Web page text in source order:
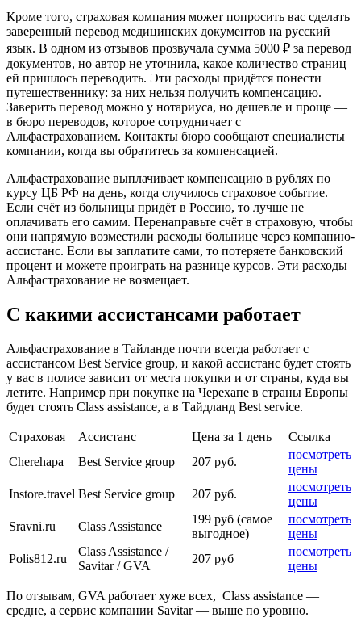
Кроме того, страховая компания может попросить вас сделать
заверенный перевод медицинских документов на русский
язык. В одном из отзывов прозвучала сумма 5000 ₽ за перевод
документов, но автор не уточнила, какое количество страниц
ей пришлось переводить. Эти расходы придётся понести
путешественнику: за них нельзя получить компенсацию.
Заверить перевод можно у нотариуса, но дешевле и проще —
в бюро переводов, которое сотрудничает с
Альфастрахованием. Контакты бюро сообщают специалисты
компании, когда вы обратитесь за компенсацией.
Альфастрахование выплачивает компенсацию в рублях по
курсу ЦБ РФ на день, когда случилось страховое событие.
Если счёт из больницы придёт в Россию, то лучше не
оплачивать его самим. Перенаправьте счёт в страховую, чтобы
они напрямую возместили расходы больнице через компанию-
ассистанс. Если вы заплатите сами, то потеряете банковский
процент и можете проиграть на разнице курсов. Эти расходы
Альфастрахование не возмещает.
С какими ассистансами работает
Альфастрахование в Тайланде почти всегда работает с
ассистансом Best Service group, и какой ассистанс будет стоять
у вас в полисе зависит от места покупки и от страны, куда вы
летите. Например при покупке на Черехапе в страны Европы
будет стоять Class assistance, а в Тайдланд Best service.
Страховая Ассистанс Цена за 1 день
Ссылка
Cherehapa
Best Service group 207 руб.
посмотреть
цены
Instore.travel Best Service group 207 руб.
посмотреть
цены
Sravni.ru
Class Assistance
199 руб (самое
выгодное)
посмотреть
цены
Polis812.ru
Class Assistance /
Savitar / GVA
207 руб
посмотреть
цены
По отзывам, GVA работает хуже всех, Class assistance —
средне, а сервис компании Savitar — выше по уровню.